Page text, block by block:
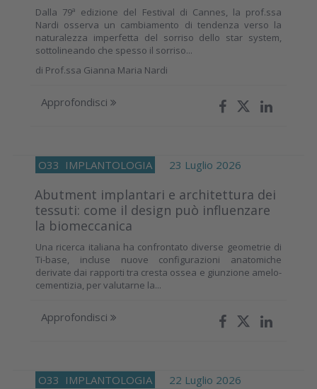
Dalla 79ª edizione del Festival di Cannes, la prof.ssa
Nardi osserva un cambiamento di tendenza verso la
naturalezza imperfetta del sorriso dello star system,
sottolineando che spesso il sorriso...
di Prof.ssa Gianna Maria Nardi
Approfondisci
O33 IMPLANTOLOGIA 23 Luglio 2026
Abutment implantari e architettura dei
tessuti: come il design può influenzare
la biomeccanica
Una ricerca italiana ha confrontato diverse geometrie di
Ti-base, incluse nuove configurazioni anatomiche
derivate dai rapporti tra cresta ossea e giunzione amelo-
cementizia, per valutarne la...
Approfondisci
O33 IMPLANTOLOGIA 22 Luglio 2026